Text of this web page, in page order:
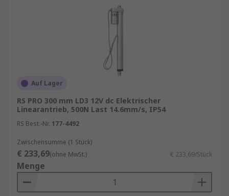
Auf Lager
RS PRO 300 mm LD3 12V dc Elektrischer
Linearantrieb, 500N Last 14.6mm/s, IP54
RS Best.-Nr. 177-4492
Zwischensumme (1 Stück)
€ 233,69(ohne MwSt.) € 233,69/Stück
Menge